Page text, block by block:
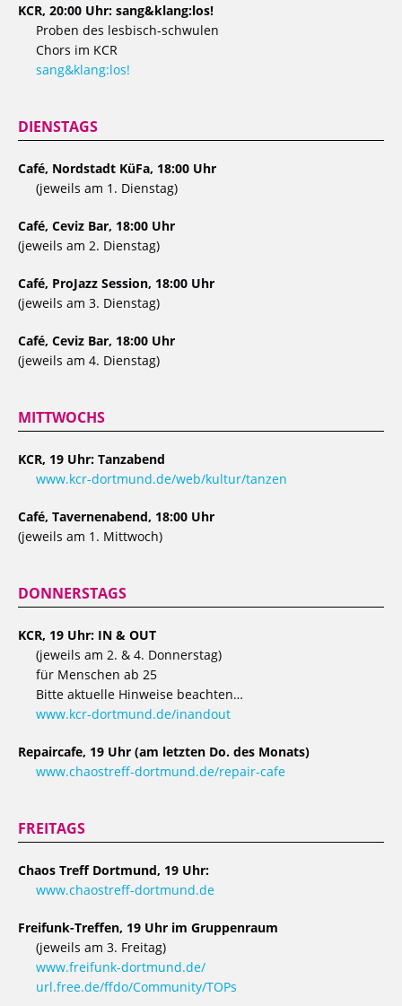
KCR, 20:00 Uhr: sang&klang:los!
Proben des lesbisch-schwulen
Chors im KCR
sang&klang:los!
DIENSTAGS
Café, Nordstadt KüFa, 18:00 Uhr
(jeweils am 1. Dienstag)
Café, Ceviz Bar, 18:00 Uhr
(jeweils am 2. Dienstag)
Café, ProJazz Session, 18:00 Uhr
(jeweils am 3. Dienstag)
Café, Ceviz Bar, 18:00 Uhr
(jeweils am 4. Dienstag)
MITTWOCHS
KCR, 19 Uhr: Tanzabend
www.kcr-dortmund.de/web/kultur/tanzen
Café, Tavernenabend, 18:00 Uhr
(jeweils am 1. Mittwoch)
DONNERSTAGS
KCR, 19 Uhr: IN & OUT
(jeweils am 2. & 4. Donnerstag)
für Menschen ab 25
Bitte aktuelle Hinweise beachten…
www.kcr-dortmund.de/inandout
Repaircafe, 19 Uhr (am letzten Do. des Monats)
www.chaostreff-dortmund.de/repair-cafe
FREITAGS
Chaos Treff Dortmund, 19 Uhr:
www.chaostreff-dortmund.de
Freifunk-Treffen, 19 Uhr im Gruppenraum
(jeweils am 3. Freitag)
www.freifunk-dortmund.de/
url.free.de/ffdo/Community/TOPs